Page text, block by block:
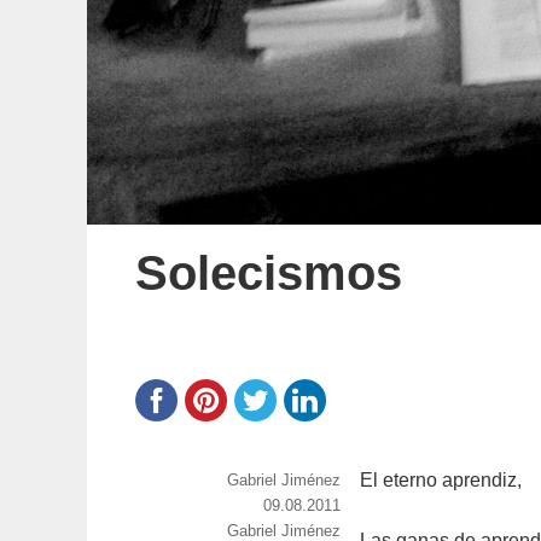
Solecismos
El eterno aprendiz,
https://www.experimenta.es/author/
Gabriel Jiménez
Publicado
el
09.08.2011
Categorías
Gabriel Jiménez